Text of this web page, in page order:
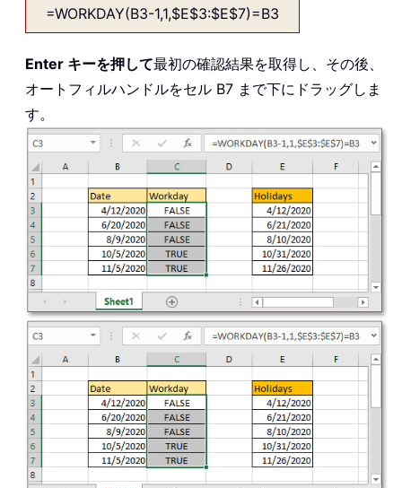
=WORKDAY(B3-1,1,$E$3:$E$7)=B3
Enter キーを押して最初の確認結果を取得し、その後、
オートフィルハンドルをセル B7 まで下にドラッグしま
す。